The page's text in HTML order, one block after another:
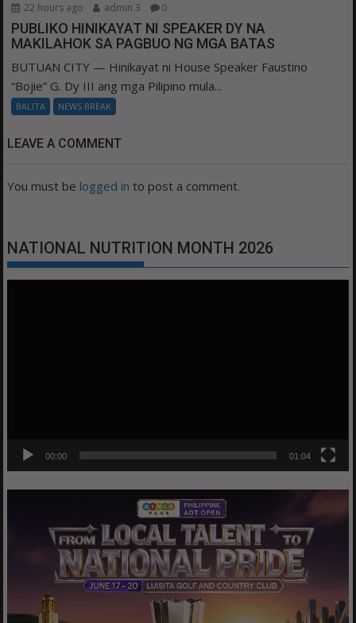
22 hours ago admin 3 0
PUBLIKO HINIKAYAT NI SPEAKER DY NA
MAKILAHOK SA PAGBUO NG MGA BATAS
BUTUAN CITY — Hinikayat ni House Speaker Faustino
“Bojie” G. Dy III ang mga Pilipino mula...
BALITA NEWS BREAK
LEAVE A COMMENT
You must be logged in to post a comment.
NATIONAL NUTRITION MONTH 2026
00:00 01:04